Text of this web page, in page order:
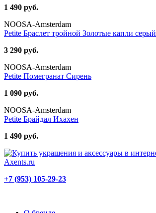
1 490 руб.
NOOSA-Amsterdam
Petite Браслет тройной Золотые капли серый
3 290 руб.
NOOSA-Amsterdam
Petite Помегранат Сирень
1 090 руб.
NOOSA-Amsterdam
Petite Брайдал Ихахен
1 490 руб.
+7 (953) 105-29-23